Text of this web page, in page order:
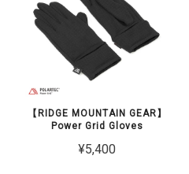
【RIDGE MOUNTAIN GEAR】
Power Grid Gloves
¥5,400